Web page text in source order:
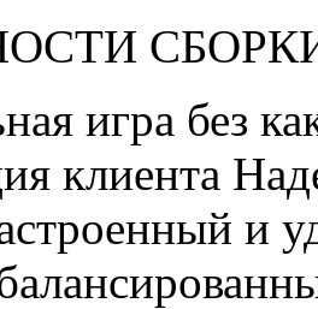
игра без
клиента
и